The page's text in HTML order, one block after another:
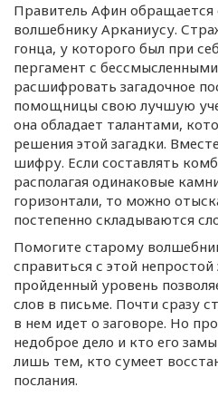
Правитель Афин
волшебнику Арканиусу.
гонца, у которого был при
пергамент с
расшифровать загадочное
помощницы свою лучшую
она обладает талантами,
решения этой загадки.
шифру. Если составлять
располагая одинаковые
горизонтали, то можно
постепенно складываются
Помогите старому
справиться с этой
пройденный уровень
слов в письме. Почти сразу
в нем идет о заговоре. Но
недоброе дело и кто его
лишь тем, кто сумеет
послания.